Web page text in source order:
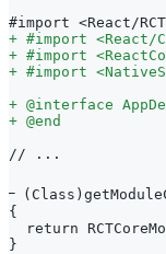
#import <React/
+ #import <React/
+ #import
+ #import
+ @interface
+ @end
// ...
᠆
{
return
}